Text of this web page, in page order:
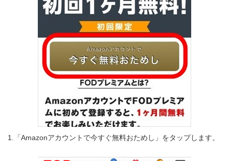
1.「Amazonアカウントで今すぐ無料おためし」をタップします。